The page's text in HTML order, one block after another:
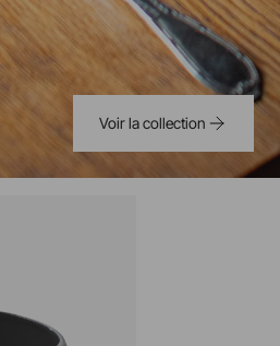
Voir la collection